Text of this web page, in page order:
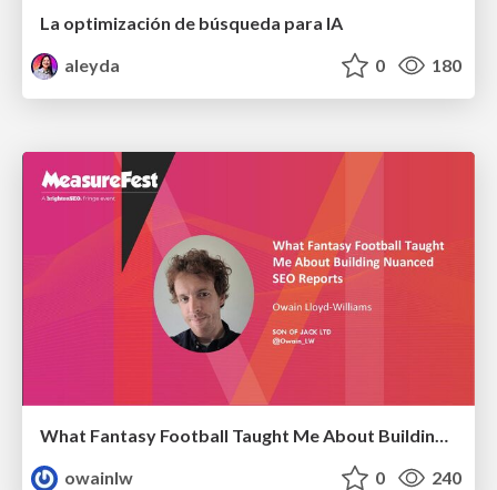
La optimización de búsqueda para IA
aleyda
0 180
What Fantasy Football Taught Me About Building Nuanced SEO Reports
owainlw
0 240